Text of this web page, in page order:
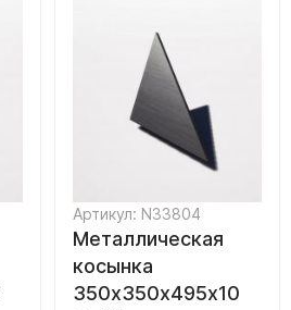
Артикул: N33804
Металлическая
косынка
350х350х495х10